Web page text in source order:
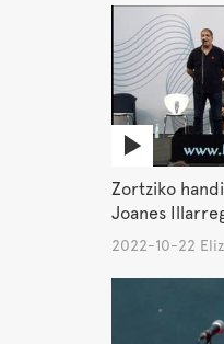
Zortziko
Joanes
2022-10-22